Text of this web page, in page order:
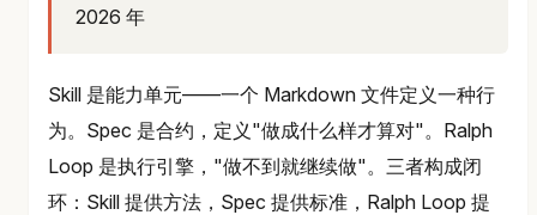
2026 年
Skill 是能力单元——一个 Markdown 文件定义一种行
为。Spec 是合约，定义"做成什么样才算对"。Ralph
Loop 是执行引擎，"做不到就继续做"。三者构成闭
环：Skill 提供方法，Spec 提供标准，Ralph Loop 提